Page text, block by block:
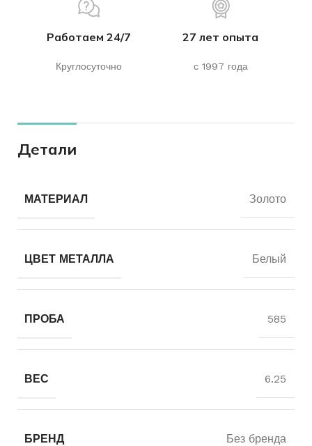
Работаем 24/7
Круглосуточно
27 лет опыта
с 1997 года
Детали
МАТЕРИАЛ Золото
ЦВЕТ МЕТАЛЛА Белый
ПРОБА 585
ВЕС 6.25
БРЕНД Без бренда